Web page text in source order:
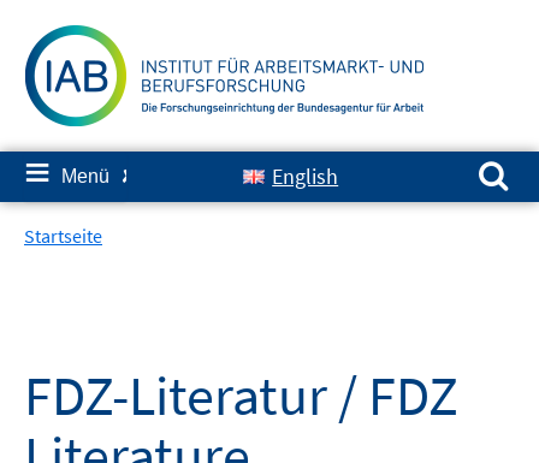
zum
Inhalt
≡ Menü ✘ English
Suchen nach:
Startseite
FDZ-Literatur / FDZ